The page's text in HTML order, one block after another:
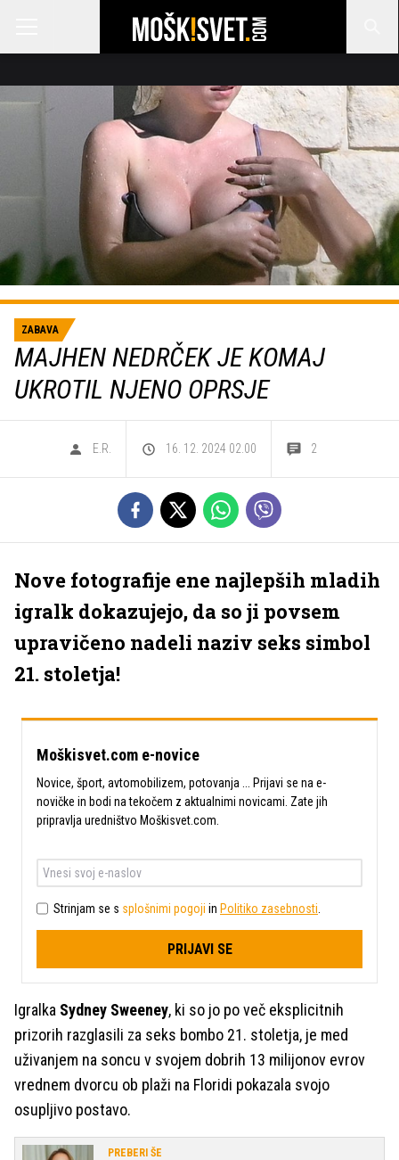
ZABAVA
MAJHEN NEDRČEK JE KOMAJ
UKROTIL NJENO OPRSJE
E.R. 16. 12. 2024 02.00 2
Nove fotografije ene najlepših mladih
igralk dokazujejo, da so ji povsem
upravičeno nadeli naziv seks simbol
21. stoletja!
Moškisvet.com e-novice
Novice, šport, avtomobilizem, potovanja ... Prijavi se na e-
novičke in bodi na tekočem z aktualnimi novicami. Zate jih
pripravlja uredništvo Moškisvet.com.
Strinjam se s splošnimi pogoji in Politiko zasebnosti
PRIJAVI SE
Igralka Sydney Sweeney, ki so jo po več eksplicitnih
prizorih razglasili za seks bombo 21. stoletja, je med
uživanjem na soncu v svojem dobrih 13 milijonov evrov
vrednem dvorcu ob plaži na Floridi pokazala svojo
osupljivo postavo.
PREBERI ŠE